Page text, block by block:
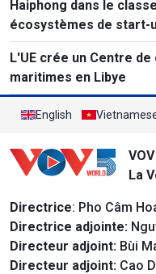
Haiphong dans le
écosystèmes de start-
performants au monde
L'UE crée un Centre
maritimes en Libye
English
La
Directrice: Pho Câm
Directrice adjointe:
Directeur adjoint: Bùi
Directeur adjoint: Cao